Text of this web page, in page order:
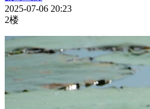
2025-07-06 20:23
2楼